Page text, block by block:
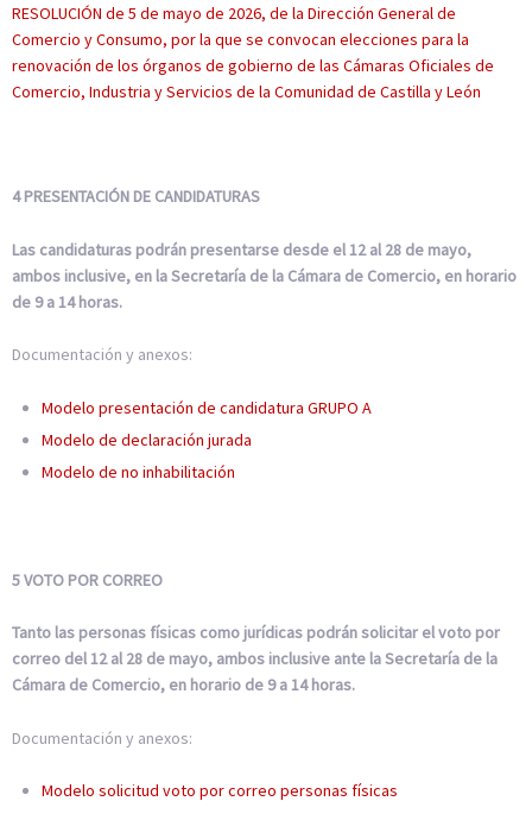
RESOLUCIÓN de 5 de mayo de 2026, de la Dirección General de
Comercio y Consumo, por la que se convocan elecciones para la
renovación de los órganos de gobierno de las Cámaras Oficiales de
Comercio, Industria y Servicios de la Comunidad de Castilla y León
4 PRESENTACIÓN DE CANDIDATURAS
Las candidaturas podrán presentarse desde el 12 al 28 de mayo,
ambos inclusive, en la Secretaría de la Cámara de Comercio, en horario
de 9 a 14 horas.
Documentación y anexos:
Modelo presentación de candidatura GRUPO A
Modelo de declaración jurada
Modelo de no inhabilitación
5 VOTO POR CORREO
Tanto las personas físicas como jurídicas podrán solicitar el voto por
correo del 12 al 28 de mayo, ambos inclusive ante la Secretaría de la
Cámara de Comercio, en horario de 9 a 14 horas.
Documentación y anexos:
Modelo solicitud voto por correo personas físicas